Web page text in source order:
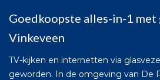
Goedkoopste alles-in-1 met
Vinkeveen
TV-kijken en internetten via
geworden. In de omgeving van De